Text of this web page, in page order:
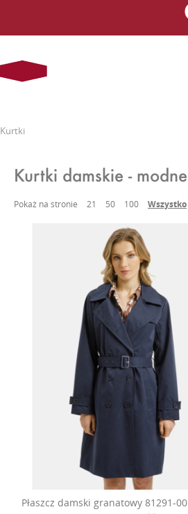
Kurtki
Kurtki damskie -
Pokaż na stronie 21 50 100 Wszystko
Płaszcz damski granatowy 81291-